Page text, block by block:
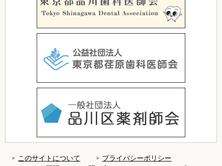
このサイトについて
プライバシーポリシー